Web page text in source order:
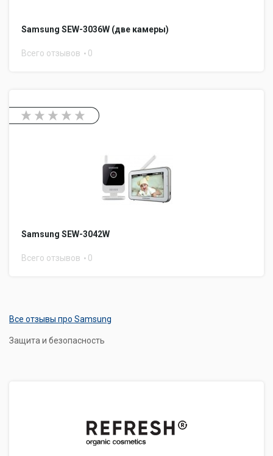
Samsung SEW-3036W (две камеры)
Всего отзывов 0
Samsung SEW-3042W
Всего отзывов 0
Все отзывы про Samsung
Защита и безопасность